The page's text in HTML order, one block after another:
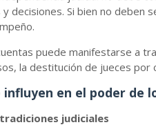
decisiones. Si bien no deben
puede manifestarse a
la destitución de jueces
influyen en el poder de
judiciales